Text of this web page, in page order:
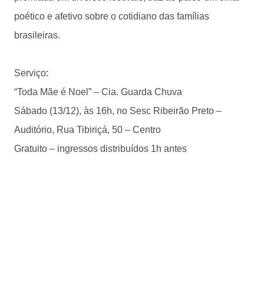
poético e afetivo sobre o cotidiano das famílias
brasileiras.
Serviço:
“Toda Mãe é Noel” – Cia. Guarda Chuva
Sábado (13/12), às 16h, no Sesc Ribeirão Preto –
Auditório, Rua Tibiriçá, 50 – Centro
Gratuito – ingressos distribuídos 1h antes